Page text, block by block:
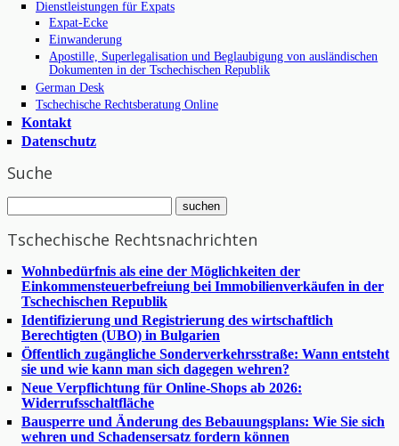
Dienstleistungen für Expats
Expat-Ecke
Einwanderung
Apostille, Superlegalisation und Beglaubigung von ausländischen
Dokumenten in der Tschechischen Republik
German Desk
Tschechische Rechtsberatung Online
Kontakt
Datenschutz
Suche
Tschechische Rechtsnachrichten
Wohnbedürfnis als eine der Möglichkeiten der
Einkommensteuerbefreiung bei Immobilienverkäufen in der
Tschechischen Republik
Identifizierung und Registrierung des wirtschaftlich
Berechtigten (UBO) in Bulgarien
Öffentlich zugängliche Sonderverkehrsstraße: Wann entsteht
sie und wie kann man sich dagegen wehren?
Neue Verpflichtung für Online-Shops ab 2026:
Widerrufsschaltfläche
Bausperre und Änderung des Bebauungsplans: Wie Sie sich
wehren und Schadensersatz fordern können